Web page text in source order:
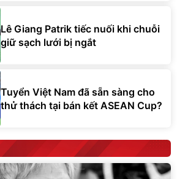
Lê Giang Patrik tiếc nuối khi chuỗi
giữ sạch lưới bị ngắt
Tuyển Việt Nam đã sẵn sàng cho
thử thách tại bán kết ASEAN Cup?